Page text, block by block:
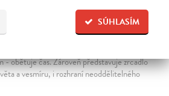
SÚHLASÍM
- obětuje čas. Zároveň představuje zrcadlo
a vesmíru, i rozhraní neoddělitelného